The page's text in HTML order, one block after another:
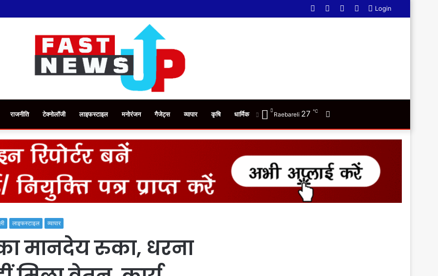
Login
WhatsApp
YouTube
Twitter
Facebook
राजनीति टेक्नोलॉजी लाइफस्टाइल मनोरंजन गैजेट्स व्यापार कृषि धार्मिक
skin
Raebareli 27 ℃
लाइफस्टाइल व्यापार
मानदेय रुका, धरना